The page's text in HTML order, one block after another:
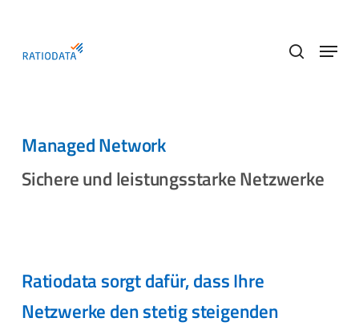
main
Menu
Managed Network
Sichere und leistungsstarke Netzwerke
Ratiodata sorgt dafür, dass Ihre
Netzwerke den stetig steigenden